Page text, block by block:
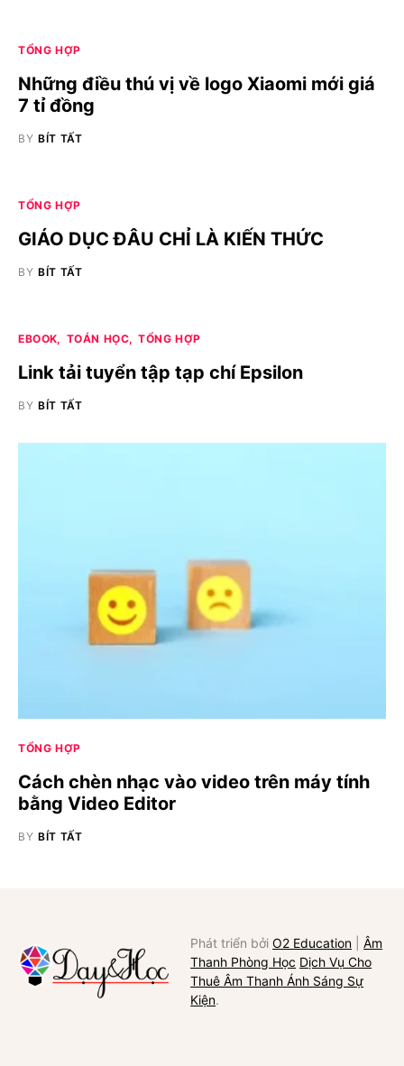
TỔNG HỢP
Những điều thú vị về logo Xiaomi mới giá
7 tỉ đồng
BY BÍT TẤT
TỔNG HỢP
GIÁO DỤC ĐÂU CHỈ LÀ KIẾN THỨC
BY BÍT TẤT
EBOOK TOÁN HỌC TỔNG HỢP
Link tải tuyển tập tạp chí Epsilon
BY BÍT TẤT
TỔNG HỢP
Cách chèn nhạc vào video trên máy tính
bằng Video Editor
BY BÍT TẤT
Phát triển bởiO2 Education |Âm
Thanh Phòng Học Dịch Vụ Cho
Thuê Âm Thanh Ánh Sáng Sự
Kiện.